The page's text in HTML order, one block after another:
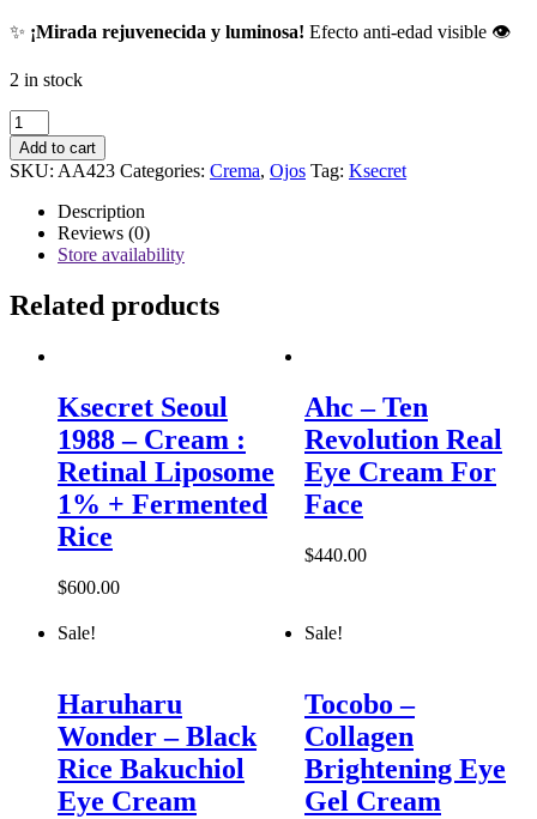
✨ ¡Mirada rejuvenecida y luminosa! Efecto anti-edad visible 👁️
2 in stock
Ksecret
Seoul
1988
-
Cream
Retinal
Liposome
4%
Fermented
quantity
Add to cart
SKU: AA423 Categories: Crema, Ojos Tag: Ksecret
Description
Reviews (0)
Store availability
Related products
Ksecret Seoul
1988 – Cream :
Retinal Liposome
1% + Fermented
Rice
$600.00
Ahc – Ten
Revolution Real
Eye Cream For
Face
$440.00
Sale!
Haruharu
Wonder – Black
Rice Bakuchiol
Eye Cream
Sale!
Tocobo –
Collagen
Brightening Eye
Gel Cream